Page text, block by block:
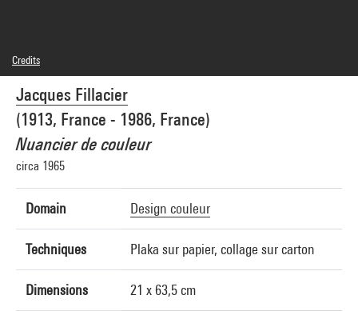
Jacques Fillacier
(1913, France - 1986, France)
Nuancier de couleur
circa 1965
Domain Design couleur
Techniques Plaka sur papier, collage sur carton
Dimensions 21 x 63,5 cm
Credits
© droits réservés
Photo credits : Centre Pompidou, MNAM-CCI/Bertrand Prévost/Dist. GrandPalaisRmn
Image reference : 4N45074
Image presentation :GrandPalaisRmnPhoto